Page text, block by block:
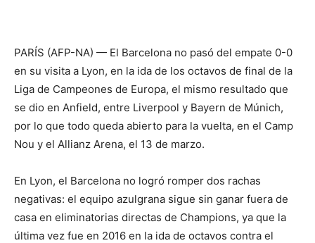
PARÍS (AFP-NA) — El Barcelona no pasó del empate 0-0
en su visita a Lyon, en la ida de los octavos de final de la
Liga de Campeones de Europa, el mismo resultado que
se dio en Anfield, entre Liverpool y Bayern de Múnich,
por lo que todo queda abierto para la vuelta, en el Camp
Nou y el Allianz Arena, el 13 de marzo.
En Lyon, el Barcelona no logró romper dos rachas
negativas: el equipo azulgrana sigue sin ganar fuera de
casa en eliminatorias directas de Champions, ya que la
última vez fue en 2016 en la ida de octavos contra el